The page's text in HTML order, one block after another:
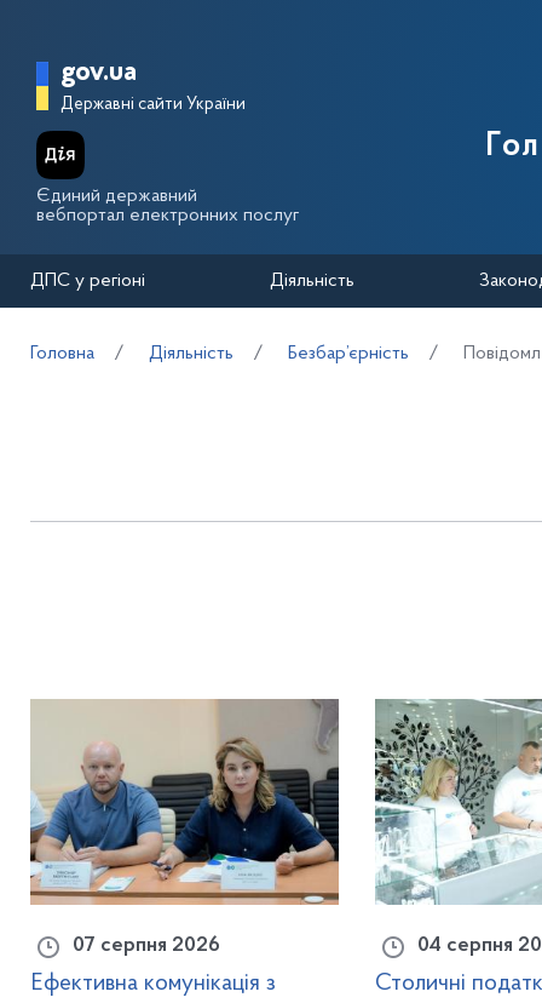
Головна сторінка Державної
gov.ua
Державні сайти України
Єдиний державний
вебпортал електронних послуг
ДПС у регіоні Діяльність
Головна Діяльність Безбар’єрність
07 серпня 2026
Ефективна комунікація з
04 серпня
Столичні